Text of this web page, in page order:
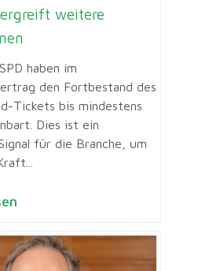
weitere
haben im
den Fortbestand des
Tickets bis mindestens
Dies ist ein
für die Branche, um